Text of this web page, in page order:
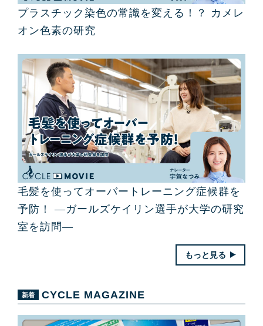
プラスチック染色の常識を変える！？ カメレ
オン色素の研究
毛髪を使ってオーバートレーニング症候群を
予防！ ―ガールズケイリン選手が大学の研究
室を訪問―
もっと見る
CYCLE MAGAZINE